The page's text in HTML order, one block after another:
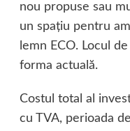
nou propuse sau
un spaţiu pentru
lemn ECO. Locul
forma actuală.
Costul total al
cu TVA, perioada